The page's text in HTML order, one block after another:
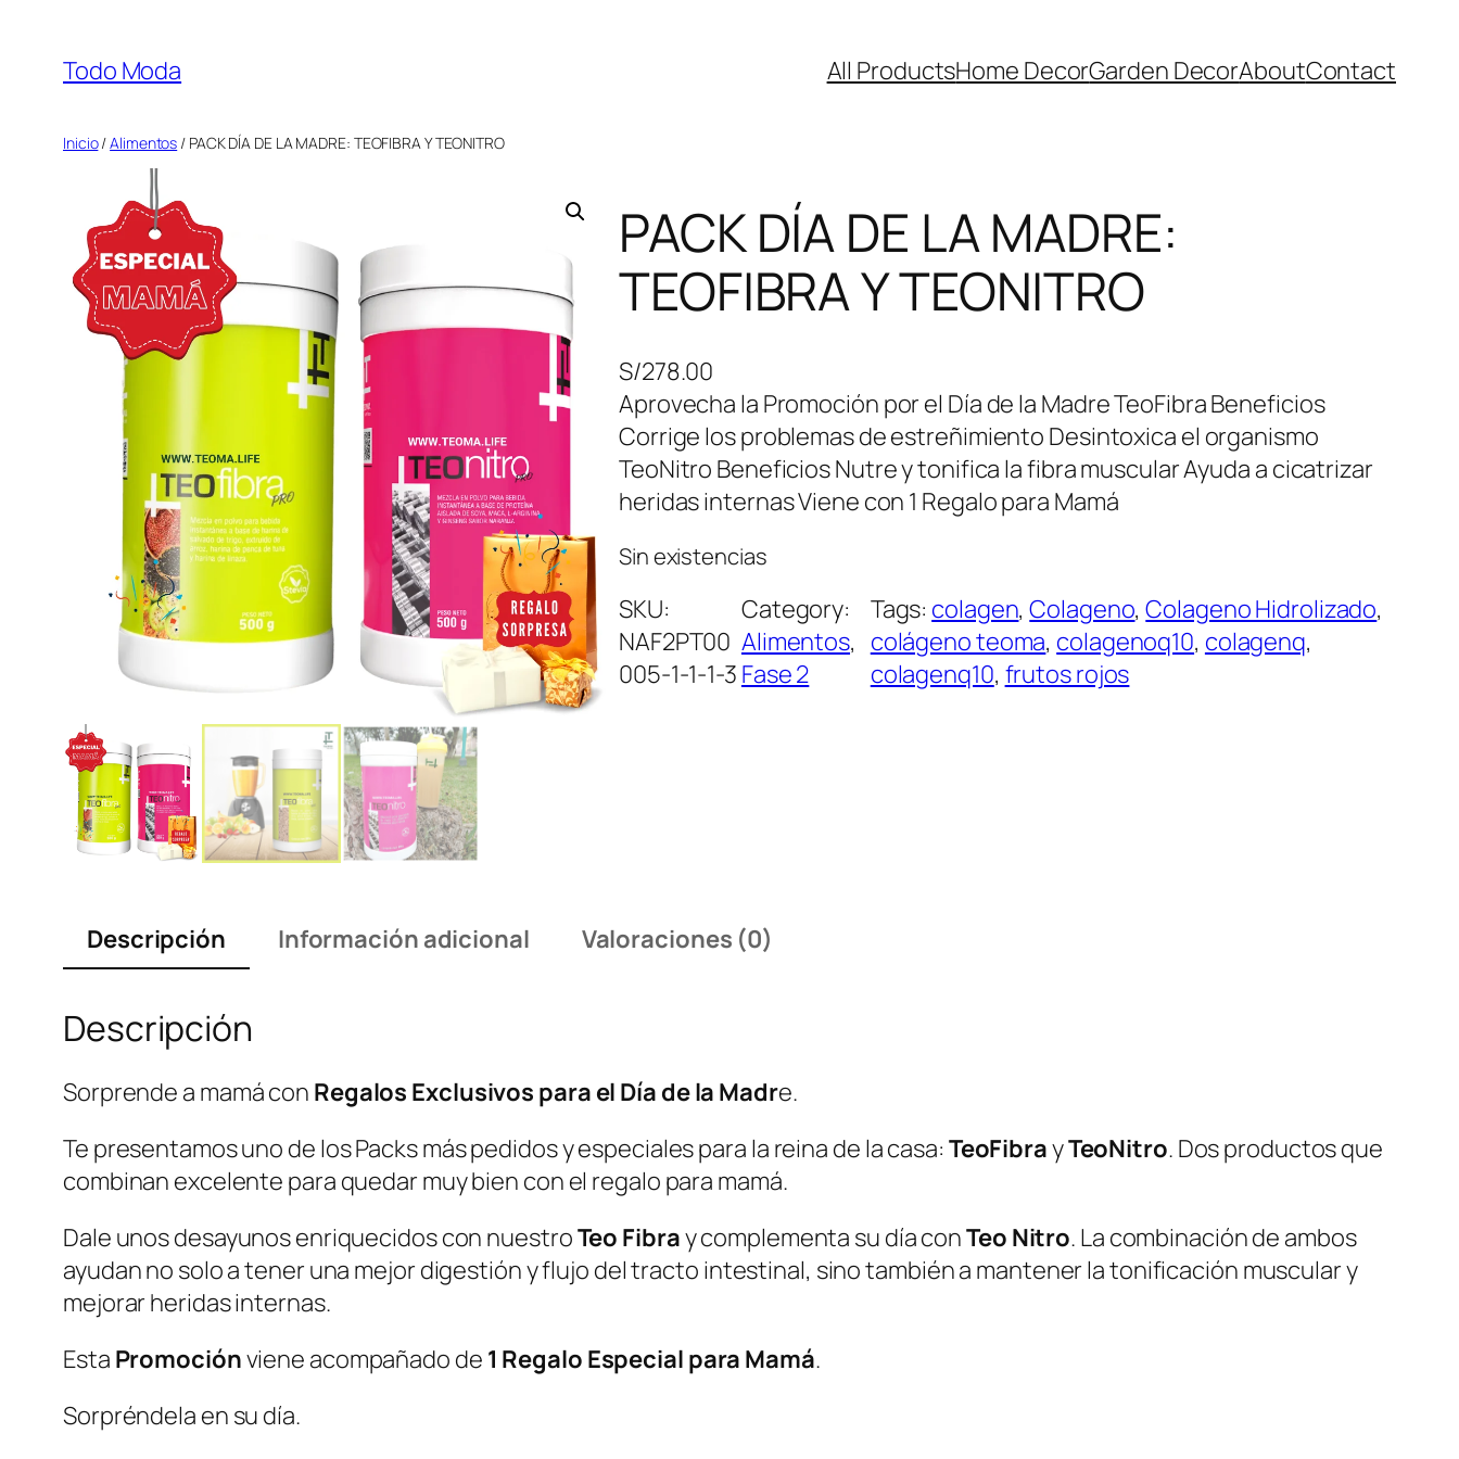
contenido
Todo Moda All ProductsHome DecorGarden DecorAboutContact
Inicio/Alimentos / PACK DÍA DE LA MADRE: TEOFIBRA Y TEONITRO
PACK DÍA DE LA MADRE:
TEOFIBRA Y TEONITRO
S/278.00
Aprovecha la Promoción por el Día de la Madre TeoFibra Beneficios
Corrige los problemas de estreñimiento Desintoxica el organismo
TeoNitro Beneficios Nutre y tonifica la fibra muscular Ayuda a cicatrizar
heridas internas Viene con 1 Regalo para Mamá
Sin existencias
SKU:
NAF2PT00
005-1-1-1-3
Category:
Alimentos
Fase 2
Tags: colagen, Colageno, Colageno Hidrolizado
colágeno teoma, colagenoq10, colagenq
colagenq10, frutos rojos
Descripción Información adicional Valoraciones (0)
Descripción
Sorprende a mamá con Regalos Exclusivos para el Día de la Madre.
Te presentamos uno de los Packs más pedidos y especiales para la reina de la casa: TeoFibrayTeoNitro. Dos productos que
combinan excelente para quedar muy bien con el regalo para mamá.
Dale unos desayunos enriquecidos con nuestroTeo Fibray complementa su día conTeo Nitro. La combinación de ambos
ayudan no solo a tener una mejor digestión y flujo del tracto intestinal, sino también a mantener la tonificación muscular y
mejorar heridas internas.
Esta Promociónviene acompañado de 1 Regalo Especial para Mamá.
Sorpréndela en su día.